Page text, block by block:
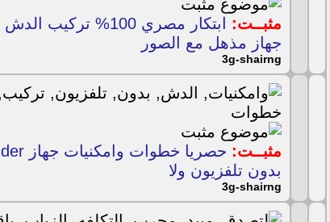
مثبــت:
ابتكار مصري 100%
جهاز مذهل مع الصور
3g-shairng
مثبــت:
بدون تلفزيون ولا
3g-shairng